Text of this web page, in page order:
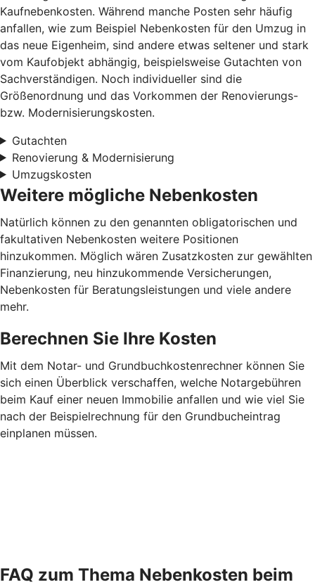
Kaufnebenkosten. Während manche Posten sehr häufig
anfallen, wie zum Beispiel Nebenkosten für den Umzug in
das neue Eigenheim, sind andere etwas seltener und stark
vom Kaufobjekt abhängig, beispielsweise Gutachten von
Sachverständigen. Noch individueller sind die
Größenordnung und das Vorkommen der Renovierungs-
bzw. Modernisierungskosten.
Gutachten
Renovierung & Modernisierung
Umzugskosten
Weitere mögliche Nebenkosten
Natürlich können zu den genannten obligatorischen und
fakultativen Nebenkosten weitere Positionen
hinzukommen. Möglich wären Zusatzkosten zur gewählten
Finanzierung, neu hinzukommende Versicherungen,
Nebenkosten für Beratungsleistungen und viele andere
mehr.
Berechnen Sie Ihre Kosten
Mit dem Notar- und Grundbuchkostenrechner können Sie
sich einen Überblick verschaffen, welche Notargebühren
beim Kauf einer neuen Immobilie anfallen und wie viel Sie
nach der Beispielrechnung für den Grundbucheintrag
einplanen müssen.
FAQ zum Thema Nebenkosten beim